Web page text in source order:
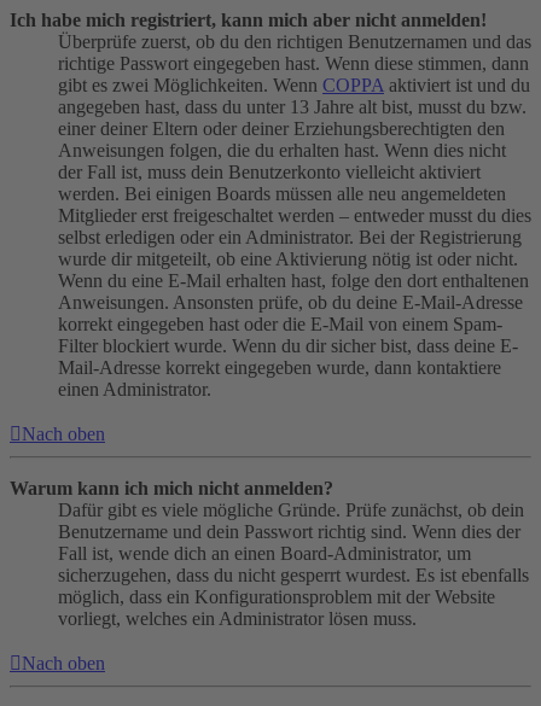
Ich habe mich registriert, kann mich aber nicht anmelden!
Überprüfe zuerst, ob du den richtigen Benutzernamen und das
richtige Passwort eingegeben hast. Wenn diese stimmen, dann
gibt es zwei Möglichkeiten. Wenn COPPA aktiviert ist und du
angegeben hast, dass du unter 13 Jahre alt bist, musst du bzw.
einer deiner Eltern oder deiner Erziehungsberechtigten den
Anweisungen folgen, die du erhalten hast. Wenn dies nicht
der Fall ist, muss dein Benutzerkonto vielleicht aktiviert
werden. Bei einigen Boards müssen alle neu angemeldeten
Mitglieder erst freigeschaltet werden – entweder musst du dies
selbst erledigen oder ein Administrator. Bei der Registrierung
wurde dir mitgeteilt, ob eine Aktivierung nötig ist oder nicht.
Wenn du eine E-Mail erhalten hast, folge den dort enthaltenen
Anweisungen. Ansonsten prüfe, ob du deine E-Mail-Adresse
korrekt eingegeben hast oder die E-Mail von einem Spam-
Filter blockiert wurde. Wenn du dir sicher bist, dass deine E-
Mail-Adresse korrekt eingegeben wurde, dann kontaktiere
einen Administrator.
Nach oben
Warum kann ich mich nicht anmelden?
Dafür gibt es viele mögliche Gründe. Prüfe zunächst, ob dein
Benutzername und dein Passwort richtig sind. Wenn dies der
Fall ist, wende dich an einen Board-Administrator, um
sicherzugehen, dass du nicht gesperrt wurdest. Es ist ebenfalls
möglich, dass ein Konfigurationsproblem mit der Website
vorliegt, welches ein Administrator lösen muss.
Nach oben